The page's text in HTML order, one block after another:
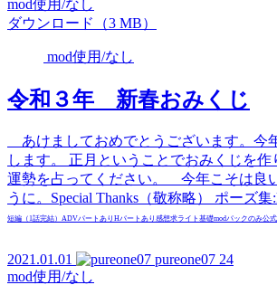
mod使用/なし
ダウンロード（3 MB）
mod使用/なし
令和３年 新春おみくじ
あけましておめでとうございます。今
します。 正月ということでおみくじを
運勢を占ってください。 今年こそは良
うに。Special Thanks（敬称略） ポーズ集
短編（1話完結） ADVパートあり Hパートあり 感想求ライト 基礎modパックのみ公式
2021.01.01 pureone07 24
mod使用/なし